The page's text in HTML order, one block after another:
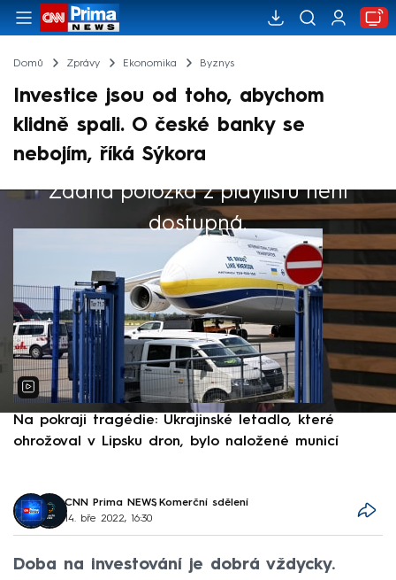
Domů Zprávy Ekonomika Byznys
Investice jsou od toho, abychom
klidně spali. O české banky se
nebojím, říká Sýkora
Žádná položka z playlistu není
dostupná.
Výběr redakce
Na pokraji tragédie: Ukrajinské letadlo, které
ohrožoval v Lipsku dron, bylo naložené municí
CNN Prima NEWS, Komerční sdělení
14. bře 2022, 16:30
Doba na investování je dobrá vždycky.